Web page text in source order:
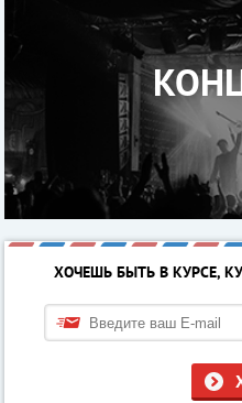
ХОЧЕШЬ БЫТЬ В КУРСЕ,